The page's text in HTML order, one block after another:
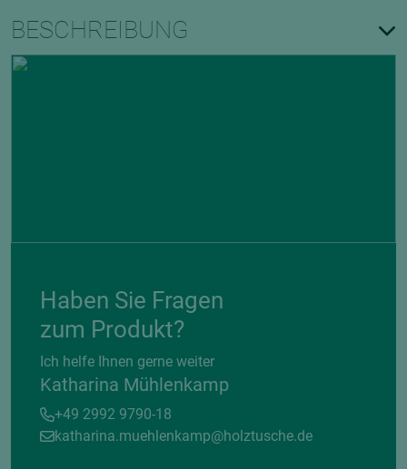
BESCHREIBUNG
Haben Sie Fragen
zum Produkt?
Ich helfe Ihnen gerne weiter
Katharina Mühlenkamp
+49 2992 9790-18
katharina.muehlenkamp@holztusche.de